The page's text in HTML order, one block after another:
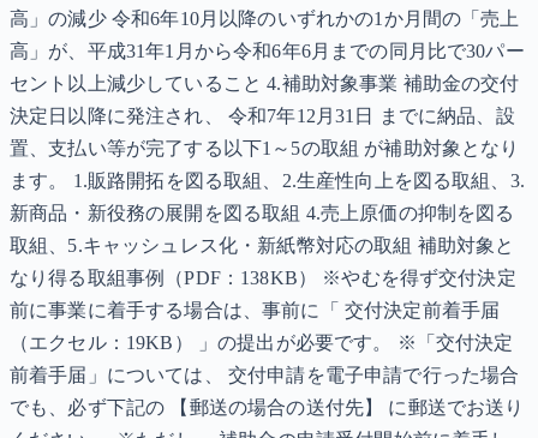
高」の減少 令和6年10月以降のいずれかの1か月間の「売上
高」が、平成31年1月から令和6年6月までの同月比で30パー
セント以上減少していること 4.補助対象事業 補助金の交付
決定日以降に発注され、 令和7年12月31日 までに納品、設
置、支払い等が完了する以下1～5の取組 が補助対象となり
ます。 1.販路開拓を図る取組、2.生産性向上を図る取組、3.
新商品・新役務の展開を図る取組 4.売上原価の抑制を図る
取組、5.キャッシュレス化・新紙幣対応の取組 補助対象と
なり得る取組事例（PDF：138KB） ※やむを得ず交付決定
前に事業に着手する場合は、事前に「 交付決定前着手届
（エクセル：19KB） 」の提出が必要です。 ※「交付決定
前着手届」については、 交付申請を電子申請で行った場合
でも、必ず下記の 【郵送の場合の送付先】 に郵送でお送り